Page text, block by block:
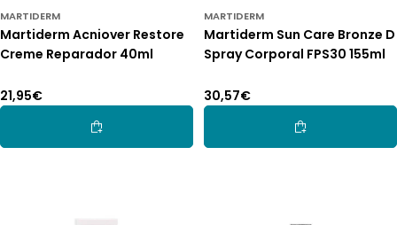
MARTIDERM
Martiderm Acniover Restore
Creme Reparador 40ml
Preço
normal
21,95€
Adicionar Ao Carrinho
MARTIDERM
Martiderm Sun Care Bronze D
Spray Corporal FPS30 155ml
Preço
normal
30,57€
Adicionar Ao